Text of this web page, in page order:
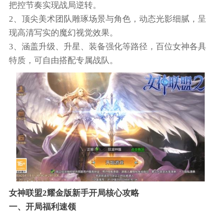
把控节奏实现战局逆转。
2、顶尖美术团队雕琢场景与角色，动态光影细腻，呈
现高清写实的魔幻视觉效果。
3、涵盖升级、升星、装备强化等路径，百位女神各具
特质，可自由搭配专属战队。
女神联盟2耀金版新手开局核心攻略
一、开局福利速领